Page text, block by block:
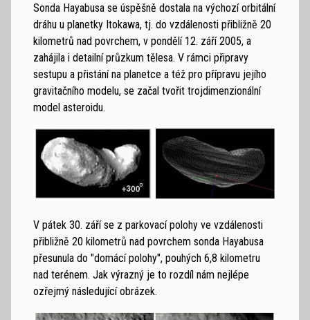
Sonda Hayabusa se úspěšně dostala na výchozí orbitální
dráhu u planetky Itokawa, tj. do vzdálenosti přibližně 20
kilometrů nad povrchem, v pondělí 12. září 2005, a
zahájila i detailní průzkum tělesa. V rámci připravy
sestupu a přistání na planetce a též pro přípravu jejího
gravitačního modelu, se začal tvořit trojdimenzionální
model asteroidu.
V pátek 30. září se z parkovací polohy ve vzdálenosti
přibližně 20 kilometrů nad povrchem sonda Hayabusa
přesunula do "domácí polohy", pouhých 6,8 kilometru
nad terénem. Jak výrazný je to rozdíl nám nejlépe
ozřejmý následující obrázek.